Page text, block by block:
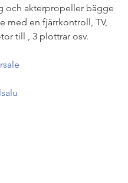
och akterpropeller bägge
med en fjärrkontroll, TV,
till , 3 plottrar osv.